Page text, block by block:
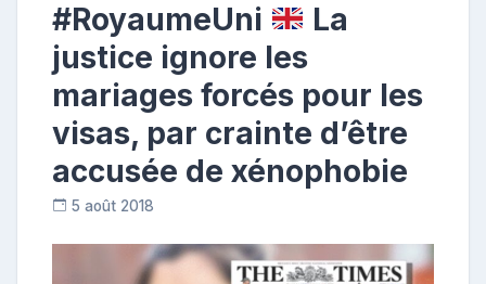
#RoyaumeUni
La
justice ignore les
mariages forcés pour les
visas, par crainte d’être
accusée de xénophobie
5 août 2018
o